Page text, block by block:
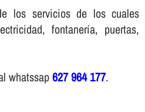
los servicios de los cuales
fontanería, puertas,
whatssap627 964 177.